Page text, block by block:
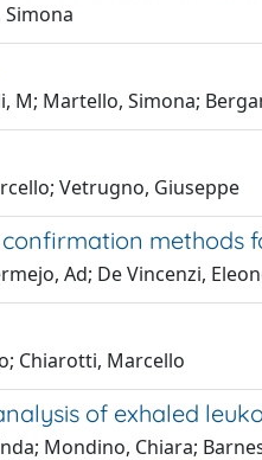
M; Martello, Simona;
Vetrugno, Giuseppe
Ad; De Vincenzi,
Chiarotti, Marcello
of exhaled
Mondino, Chiara;